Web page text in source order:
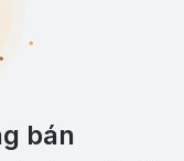
bán